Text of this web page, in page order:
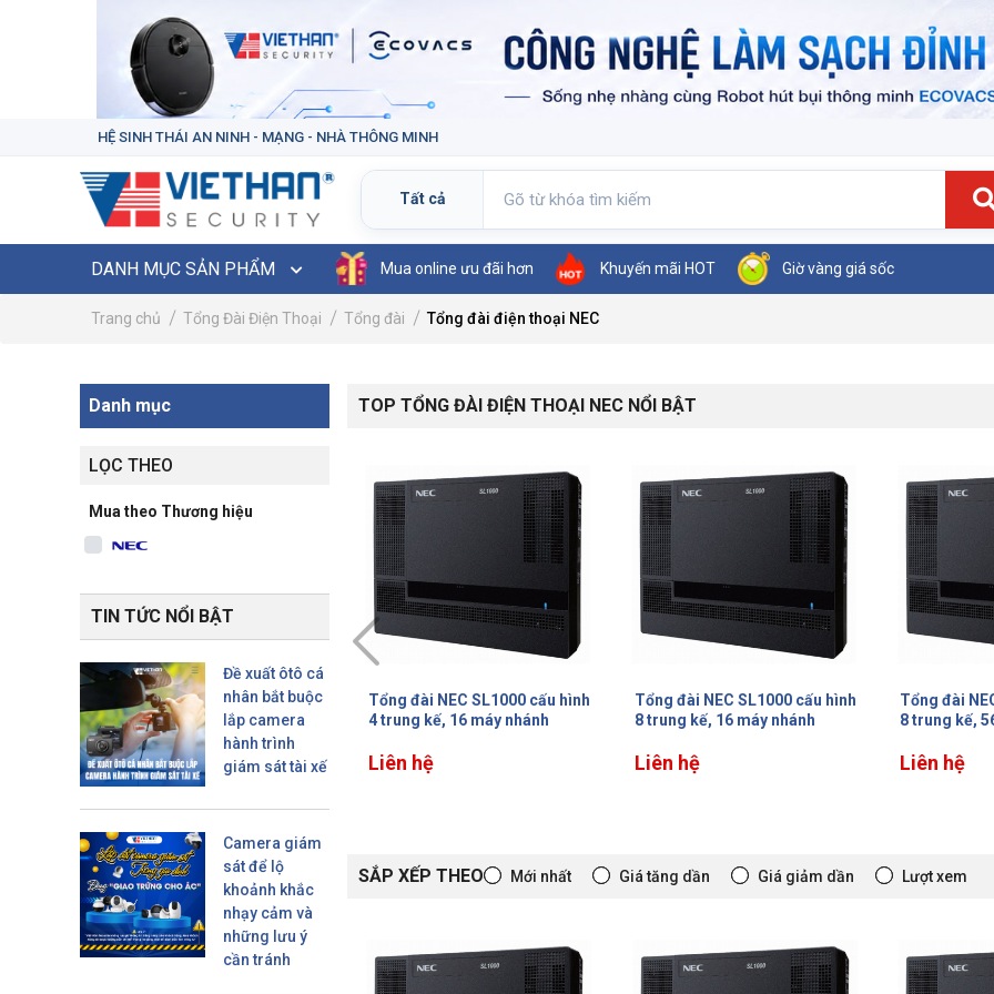
HỆ SINH THÁI AN NINH - MẠNG - NHÀ THÔNG MINH
DANH MỤC SẢN PHẨM Mua online ưu đãi hơn Khuyến mãi HOT Giờ vàng giá sốc
Trang chủ Tổng Đài Điện Thoại Tổng đài Tổng đài điện thoại NEC
Danh mục
LỌC THEO
Mua theo Thương hiệu
TIN TỨC NỔI BẬT
Đề xuất ôtô cá
nhân bắt buộc
lắp camera
hành trình
giám sát tài xế
Camera giám
sát để lộ
khoảnh khắc
nhạy cảm và
những lưu ý
cần tránh
TOP TỔNG ĐÀI ĐIỆN THOẠI NEC NỔI BẬT
Tổng đài NEC SL1000 cấu hình
4 trung kế, 16 máy nhánh
Liên hệ
Tổng đài NEC SL1000 cấu hình
8 trung kế, 16 máy nhánh
Liên hệ
Tổng đài NEC SL1000 cấu hình
8 trung kế, 56 máy nhánh
Liên hệ
Tổng đài
8 trung kế,
Liên hệ
SẮP XẾP THEO Mới nhất Giá tăng dần Giá giảm dần Lượt xem